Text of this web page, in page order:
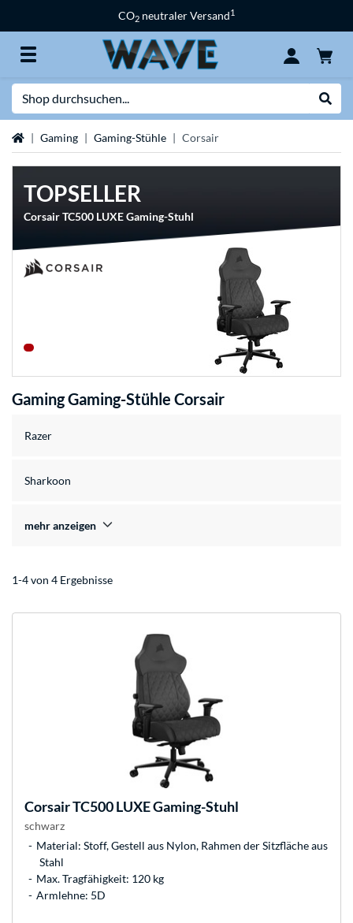
CO2 neutraler Versand1
StartseiteGaming Gaming-Stühle Corsair
TOPSELLER
Corsair TC500 LUXE Gaming-Stuhl
Gaming Gaming-Stühle Corsair
Razer
Sharkoon
mehr anzeigen
1-4 von 4 Ergebnisse
CorsairTC500 LUXE Gaming-Stuhl
schwarz
Material: Stoff, Gestell aus Nylon, Rahmen der Sitzfläche aus
Stahl
Max. Tragfähigkeit: 120 kg
Armlehne: 5D